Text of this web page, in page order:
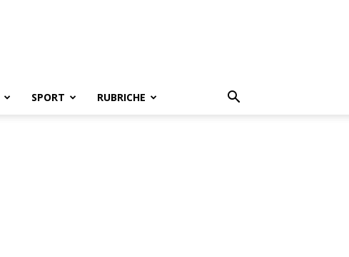
SPORT RUBRICHE